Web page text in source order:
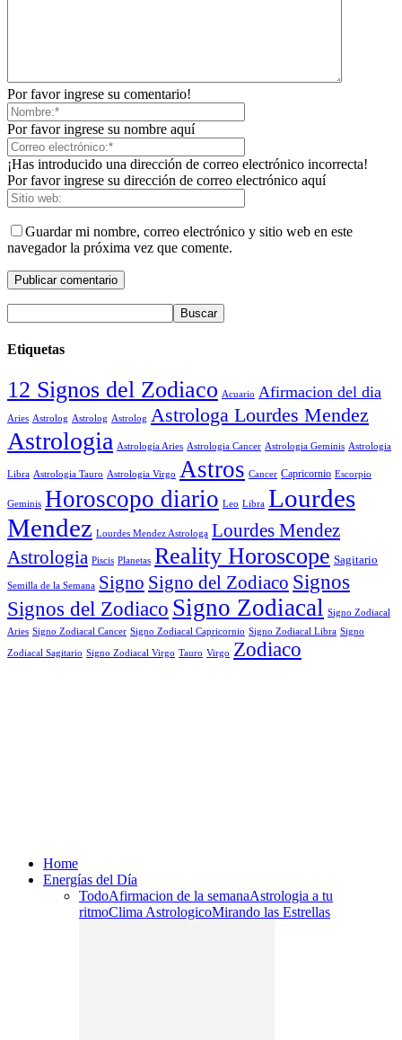
Por favor ingrese su comentario!
Por favor ingrese su nombre aquí
¡Has introducido una dirección de correo electrónico incorrecta!
Por favor ingrese su dirección de correo electrónico aquí
Guardar mi nombre, correo electrónico y sitio web en este
navegador la próxima vez que comente.
Etiquetas
12 Signos del Zodiaco Acuario Afirmacion del dia
Aries Astrolog Astrolog Astrolog Astrologa Lourdes Mendez
Astrologia Astrologia Aries Astrologia Cancer Astrologia Geminis Astrologia
Libra Astrologia Tauro Astrologia Virgo Astros Cancer Capricornio Escorpio
Geminis Horoscopo diario Leo Libra Lourdes
Mendez Lourdes Mendez Astrologa Lourdes Mendez
Astrologia Piscis Planetas Reality Horoscope Sagitario
Semilla de la Semana Signo Signo del Zodiaco Signos
Signos del Zodiaco Signo Zodiacal Signo Zodiacal
Aries Signo Zodiacal Cancer Signo Zodiacal Capricornio Signo Zodiacal Libra Signo
Zodiacal Sagitario Signo Zodiacal Virgo Tauro Virgo Zodiaco
Home
Energías del Día
TodoAfirmacion de la semanaAstrologia a tu
ritmoClima AstrologicoMirando las Estrellas